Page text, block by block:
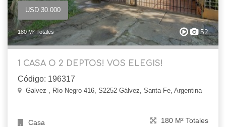
USD 30.000
180 M² Totales 52
1 CASA O 2 DEPTOS! VOS ELEGIS!
Código: 196317
Galvez , Río Negro 416, S2252 Gálvez, Santa Fe, Argentina
Casa 180 M² Totales